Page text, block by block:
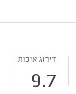
דירוג איכות
9.7